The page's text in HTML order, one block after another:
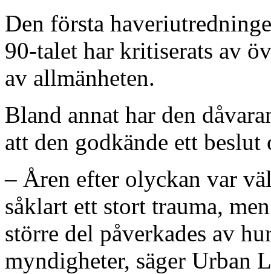
Den första
90-talet har kritiserats av
av allmänheten.
Bland annat har den
att den godkände ett
– Åren efter olyckan var
såklart ett stort trauma,
större del påverkades av
myndigheter, säger Urban